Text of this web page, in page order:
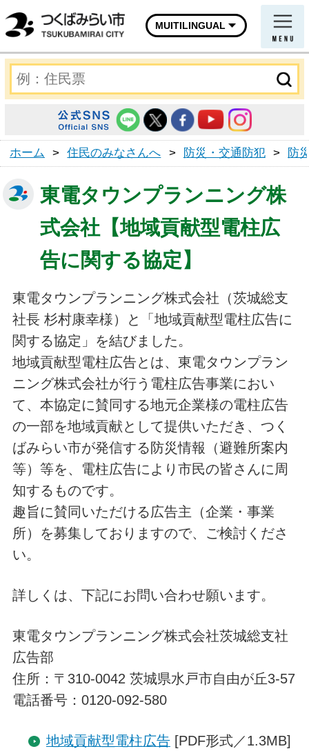
MUITILINGUAL
ホーム > 住民のみなさんへ > 防災・交通防犯 > 防
東電タウンプランニング株
式会社【地域貢献型電柱広
告に関する協定】
東電タウンプランニング株式会社（茨城総支
社長 杉村康幸様）と「地域貢献型電柱広告に
関する協定」を結びました。
地域貢献型電柱広告とは、東電タウンプラン
ニング株式会社が行う電柱広告事業におい
て、本協定に賛同する地元企業様の電柱広告
の一部を地域貢献として提供いただき、つく
ばみらい市が発信する防災情報（避難所案内
等）等を、電柱広告により市民の皆さんに周
知するものです。
趣旨に賛同いただける広告主（企業・事業
所）を募集しておりますので、ご検討くださ
い。
詳しくは、下記にお問い合わせ願います。
東電タウンプランニング株式会社茨城総支社
広告部
住所：〒310-0042 茨城県水戸市自由が丘3-57
電話番号：0120-092-580
地域貢献型電柱広告[PDF形式／1.3MB]